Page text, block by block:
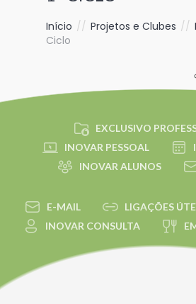
Início // Projetos e Clubes //
Ciclo
EXCLUSIVO
INOVAR PESSOAL
INOVAR ALUNOS
E-MAIL LIGAÇÕES
INOVAR CONSULTA